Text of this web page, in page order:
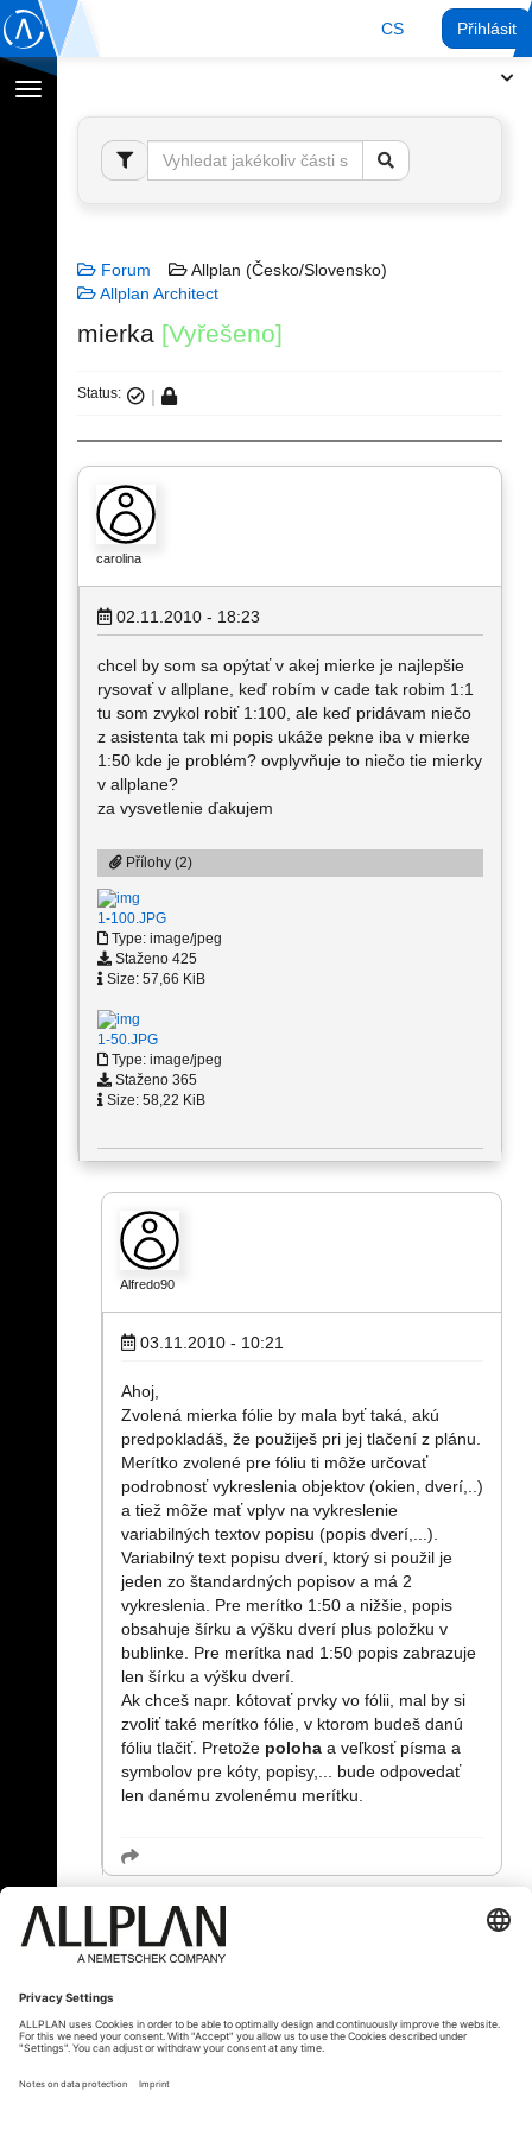
CS Přihlásit
Přepnout
navigaci
Forum
Allplan (Česko/Slovensko)
Allplan Architect
mierka [Vyřešeno]
Status:
carolina
02.11.2010 - 18:23
chcel by som sa opýtať v akej mierke je najlepšie
rysovať v allplane, keď robím v cade tak robim 1:1
tu som zvykol robiť 1:100, ale keď pridávam niečo
z asistenta tak mi popis ukáže pekne iba v mierke
1:50 kde je problém? ovplyvňuje to niečo tie mierky
v allplane?
za vysvetlenie ďakujem
Přílohy (2)
1-100.JPG
Type: image/jpeg
Staženo 425
Size: 57,66 KiB
1-50.JPG
Type: image/jpeg
Staženo 365
Size: 58,22 KiB
Alfredo90
03.11.2010 - 10:21
Ahoj,
Zvolená mierka fólie by mala byť taká, akú
predpokladáš, že použiješ pri jej tlačení z plánu.
Merítko zvolené pre fóliu ti môže určovať
podrobnosť vykreslenia objektov (okien, dverí,..)
a tiež môže mať vplyv na vykreslenie
variabilných textov popisu (popis dverí,...).
Variabilný text popisu dverí, ktorý si použil je
jeden zo štandardných popisov a má 2
vykreslenia. Pre merítko 1:50 a nižšie, popis
obsahuje šírku a výšku dverí plus položku v
bublinke. Pre merítka nad 1:50 popis zabrazuje
len šírku a výšku dverí.
Ak chceš napr. kótovať prvky vo fólii, mal by si
zvoliť také merítko fólie, v ktorom budeš danú
fóliu tlačiť. Pretože poloha a veľkosť písma a
symbolov pre kóty, popisy,... bude odpovedať
len danému zvolenému merítku.